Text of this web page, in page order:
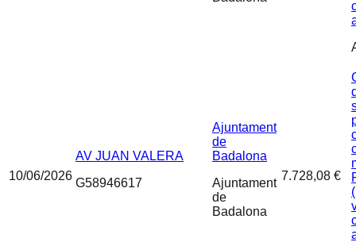
10/06/2026
AV JUAN VALERA
G58946617
Ajuntament
de
Badalona
Ajuntament
de
Badalona
7.728,08 €